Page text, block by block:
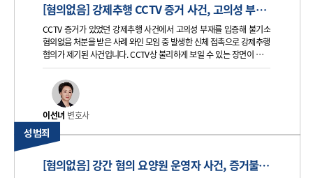
[혐의없음] 강제추행 CCTV 증거 사건, 고의성 부재 입증으로 불기소 혐의없음 결정
CCTV 증거가 있었던 강제추행 사건에서 고의성 부재를 입증해 불기소
혐의없음 처분을 받은 사례 와인 모임 중 발생한 신체 접촉으로 강제추행
혐의가 제기된 사건입니다. CCTV상 불리하게 보일 수 있는 장면이 있었
으나, 당시 정황과 동석자 진술을 종합해 고의성이 인정되기 어렵다는 점
이선녀 변호사
성범죄
[혐의없음] 강간 혐의 요양원 운영자 사건, 증거불충분 혐의없음 불송치 사례